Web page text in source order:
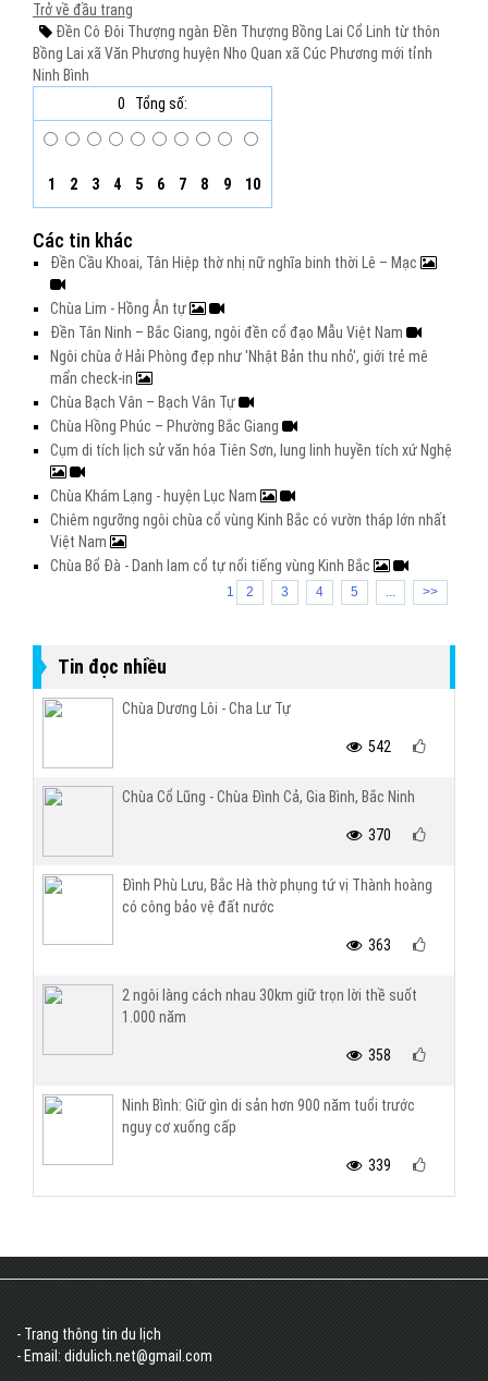
Trở về đầu trang
Đền Cô Đôi Thượng ngàn Đền Thượng Bồng Lai Cổ Linh từ thôn
Bồng Lai xã Văn Phương huyện Nho Quan xã Cúc Phương mới tỉnh
Ninh Bình
0
Tổng số:
1 2 3 4 5 6 7 8 9 10
Các tin khác
Đền Cầu Khoai, Tân Hiệp thờ nhị nữ nghĩa binh thời Lê – Mạc
Chùa Lim - Hồng Ân tự
Đền Tân Ninh – Bắc Giang, ngôi đền cổ đạo Mẫu Việt Nam
Ngôi chùa ở Hải Phòng đẹp như 'Nhật Bản thu nhỏ', giới trẻ mê
mẩn check-in
Chùa Bạch Vân – Bạch Vân Tự
Chùa Hồng Phúc – Phường Bắc Giang
Cụm di tích lịch sử văn hóa Tiên Sơn, lung linh huyền tích xứ Nghệ
Chùa Khám Lạng - huyện Lục Nam
Chiêm ngưỡng ngôi chùa cổ vùng Kinh Bắc có vườn tháp lớn nhất
Việt Nam
Chùa Bổ Đà - Danh lam cổ tự nổi tiếng vùng Kinh Bắc
1 2 3 4 5 ... >>
Tin đọc nhiều
Chùa Dương Lôi - Cha Lư Tự
542
Chùa Cổ Lũng - Chùa Đình Cả, Gia Bình, Bắc Ninh
370
Đình Phù Lưu, Bắc Hà thờ phụng tứ vị Thành hoàng
có công bảo vệ đất nước
363
2 ngôi làng cách nhau 30km giữ trọn lời thề suốt
1.000 năm
358
Ninh Bình: Giữ gìn di sản hơn 900 năm tuổi trước
nguy cơ xuống cấp
339
- Trang thông tin du lịch
- Email: didulich.net@gmail.com